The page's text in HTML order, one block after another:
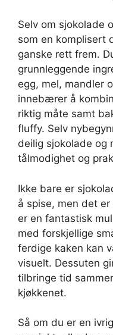
Selv om sjokolade
som en komplisert
ganske rett frem.
grunnleggende
egg, mel, mandler
innebærer å
riktig måte samt
fluffy. Selv
deilig sjokolade og
tålmodighet og
Ikke bare er
å spise, men det
er en fantastisk
med forskjellige
ferdige kaken kan
visuelt. Dessuten
tilbringe tid
kjøkkenet.
Så om du er en